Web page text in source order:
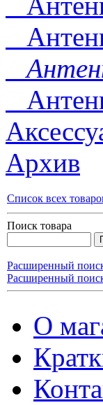
Архив
Список всех
Поиск товара
Расширенный
Расширенный
О